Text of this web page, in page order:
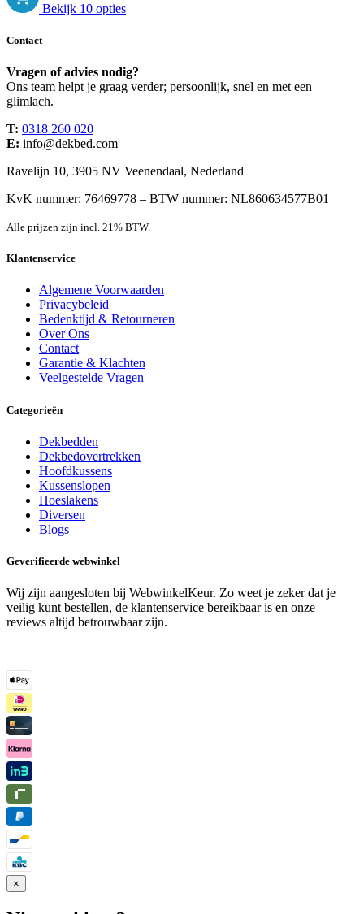
Bekijk 10 opties
Contact
Vragen of advies nodig?
Ons team helpt je graag verder; persoonlijk, snel en met een
glimlach.
T: 0318 260 020
E: info@dekbed.com
Ravelijn 10, 3905 NV Veenendaal, Nederland
KvK nummer: 76469778 – BTW nummer: NL860634577B01
Alle prijzen zijn incl. 21% BTW.
Klantenservice
Algemene Voorwaarden
Privacybeleid
Bedenktijd & Retourneren
Over Ons
Contact
Garantie & Klachten
Veelgestelde Vragen
Categorieën
Dekbedden
Dekbedovertrekken
Hoofdkussens
Kussenslopen
Hoeslakens
Diversen
Blogs
Geverifieerde webwinkel
Wij zijn aangesloten bij WebwinkelKeur. Zo weet je zeker dat je
veilig kunt bestellen, de klantenservice bereikbaar is en onze
reviews altijd betrouwbaar zijn.
×